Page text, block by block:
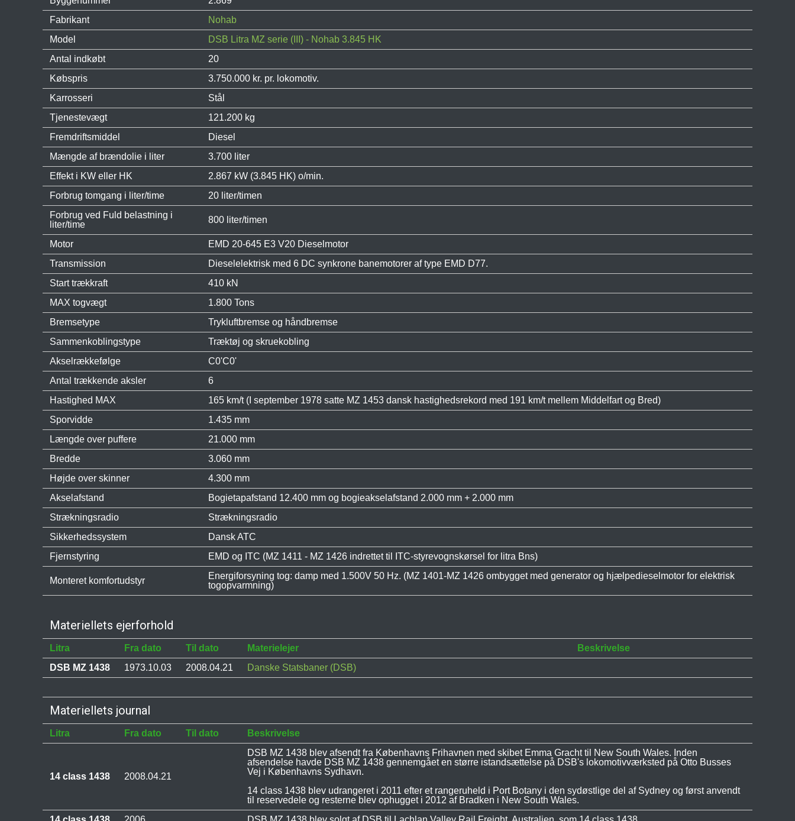
Fabrikant
Nohab
Model
DSB Litra MZ serie (III) - Nohab 3.845 HK
Antal indkøbt
20
Købspris
3.750.000 kr. pr. lokomotiv.
Karrosseri
Stål
Tjenestevægt
121.200 kg
Fremdriftsmiddel
Diesel
Mængde af brændolie i liter
3.700 liter
Effekt i KW eller HK
2.867 kW (3.845 HK) o/min.
Forbrug tomgang i liter/time
20 liter/timen
Forbrug ved Fuld belastning i
liter/time
800 liter/timen
Motor
EMD 20-645 E3 V20 Dieselmotor
Transmission
Dieselelektrisk med 6 DC synkrone banemotorer af type EMD D77.
Start trækkraft
410 kN
MAX togvægt
1.800 Tons
Bremsetype
Trykluftbremse og håndbremse
Sammenkoblingstype
Træktøj og skruekobling
Akselrækkefølge
C0'C0'
Antal trækkende aksler
6
Hastighed MAX
165 km/t (I september 1978 satte MZ 1453 dansk hastighedsrekord med 191 km/t mellem Middelfart og Bred)
Sporvidde
1.435 mm
Længde over puffere
21.000 mm
Bredde
3.060 mm
Højde over skinner
4.300 mm
Akselafstand
Bogietapafstand 12.400 mm og bogieakselafstand 2.000 mm + 2.000 mm
Strækningsradio
Strækningsradio
Sikkerhedssystem
Dansk ATC
Fjernstyring
EMD og ITC (MZ 1411 - MZ 1426 indrettet til ITC-styrevognskørsel for litra Bns)
Monteret komfortudstyr
Energiforsyning tog: damp med 1.500V 50 Hz. (MZ 1401-MZ 1426 ombygget med generator og hjælpedieselmotor for elektrisk
togopvarmning)
Materiellets ejerforhold
Litra Fra dato Til dato Materielejer
Beskrivelse
DSB MZ 1438
1973.10.03 2008.04.21 Danske Statsbaner (DSB)
Materiellets journal
Litra Fra dato Til dato Beskrivelse
14 class 1438 2008.04.21
DSB MZ 1438 blev afsendt fra Københavns Frihavnen med skibet Emma Gracht til New South Wales. Inden
afsendelse havde DSB MZ 1438 gennemgået en større istandsættelse på DSB's lokomotivværksted på Otto Busses
Vej i Københavns Sydhavn.
14 class 1438 blev udrangeret i 2011 efter et rangeruheld i Port Botany i den sydøstlige del af Sydney og først anvendt
til reservedele og resterne blev ophugget i 2012 af Bradken i New South Wales.